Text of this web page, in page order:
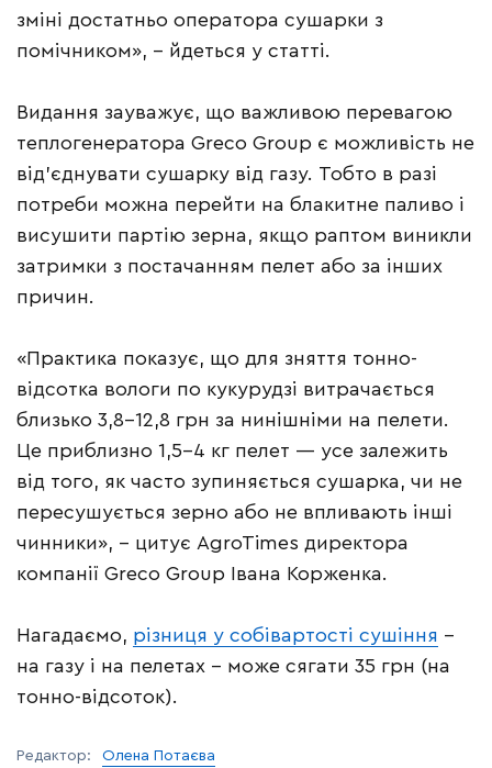
зміні достатньо оператора сушарки з
помічником», – йдеться у статті.
Видання зауважує, що важливою перевагою
теплогенератора Greсo Group є можливість не
від’єднувати сушарку від газу. Тобто в разі
потреби можна перейти на блакитне паливо і
висушити партію зерна, якщо раптом виникли
затримки з постачанням пелет або за інших
причин.
«Практика показує, що для зняття тонно-
відсотка вологи по кукурудзі витрачається
близько 3,8–12,8 грн за нинішніми на пелети.
Це приблизно 1,5–4 кг пелет — усе залежить
від того, як часто зупиняється сушарка, чи не
пересушується зерно або не впливають інші
чинники», – цитує AgroTimes директора
компанії Greco Group Івана Корженка.
Нагадаємо, різниця у собівартості сушіння –
на газу і на пелетах – може сягати 35 грн (на
тонно-відсоток).
Редактор: Олена Потаєва